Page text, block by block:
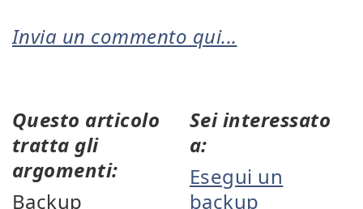
Invia un commento qui...
Questo articolo
tratta gli
argomenti:
Backup
Sei interessato
a:
Esegui un
backup